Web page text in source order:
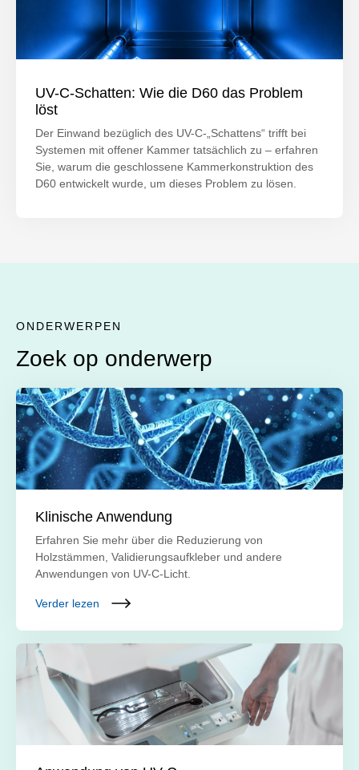
UV-C-Schatten: Wie die D60 das Problem
löst
Der Einwand bezüglich des UV-C-„Schattens“ trifft bei
Systemen mit offener Kammer tatsächlich zu – erfahren
Sie, warum die geschlossene Kammerkonstruktion des
D60 entwickelt wurde, um dieses Problem zu lösen.
ONDERWERPEN
Zoek op onderwerp
Klinische Anwendung
Erfahren Sie mehr über die Reduzierung von
Holzstämmen, Validierungsaufkleber und andere
Anwendungen von UV-C-Licht.
Verder lezen